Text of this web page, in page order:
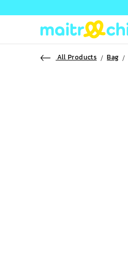
All Products Bag